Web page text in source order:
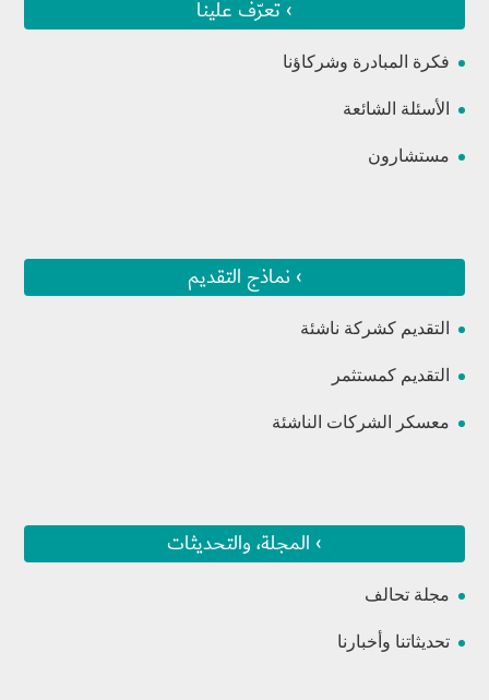
› تعرّف علينا
فكرة المبادرة وشركاؤنا
الأسئلة الشائعة
مستشارون
› نماذج التقديم
التقديم كشركة ناشئة
التقديم كمستثمر
معسكر الشركات الناشئة
› المجلة، والتحديثات
مجلة تحالف
تحديثاتنا وأخبارنا